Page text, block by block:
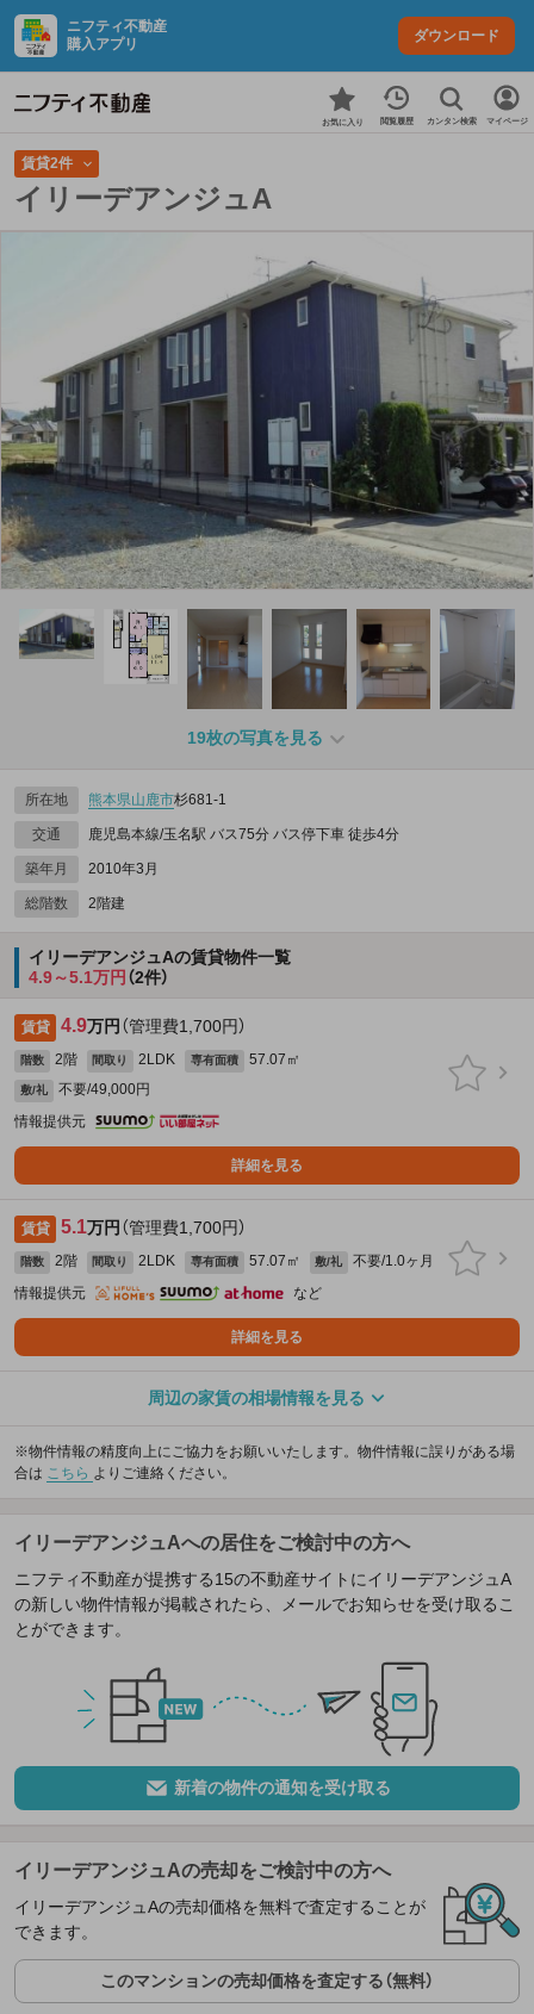
ニフティ不動産
購入アプリ
ダウンロード
お気に入り 閲覧履歴 カンタン検索 マイページ
賃貸2件
イリーデアンジュA
19枚の写真を見る
所在地 熊本県山鹿市杉681‐1
交通 鹿児島本線/玉名駅 バス75分 バス停下車 徒歩4分
築年月 2010年3月
総階数 2階建
イリーデアンジュAの賃貸物件一覧
4.9～5.1万円（2件）
賃貸 4.9万円（管理費1,700円）
階数 2階 間取り 2LDK 専有面積 57.07㎡
敷/礼
不要/49,000円
情報提供元
詳細を見る
賃貸 5.1万円（管理費1,700円）
階数 2階 間取り 2LDK 専有面積 57.07㎡ 敷/礼
不要/1.0ヶ月
情報提供元
など
詳細を見る
周辺の家賃の相場情報を見る
※物件情報の精度向上にご協力をお願いいたします。物件情報に誤りがある場
合は こちら よりご連絡ください。
イリーデアンジュAへの居住をご検討中の方へ
ニフティ不動産が提携する15の不動産サイトにイリーデアンジュA
の新しい物件情報が掲載されたら、メールでお知らせを受け取るこ
とができます。
新着の物件の通知を受け取る
イリーデアンジュAの売却をご検討中の方へ
イリーデアンジュAの売却価格を無料で査定することが
できます。
このマンションの売却価格を査定する（無料）